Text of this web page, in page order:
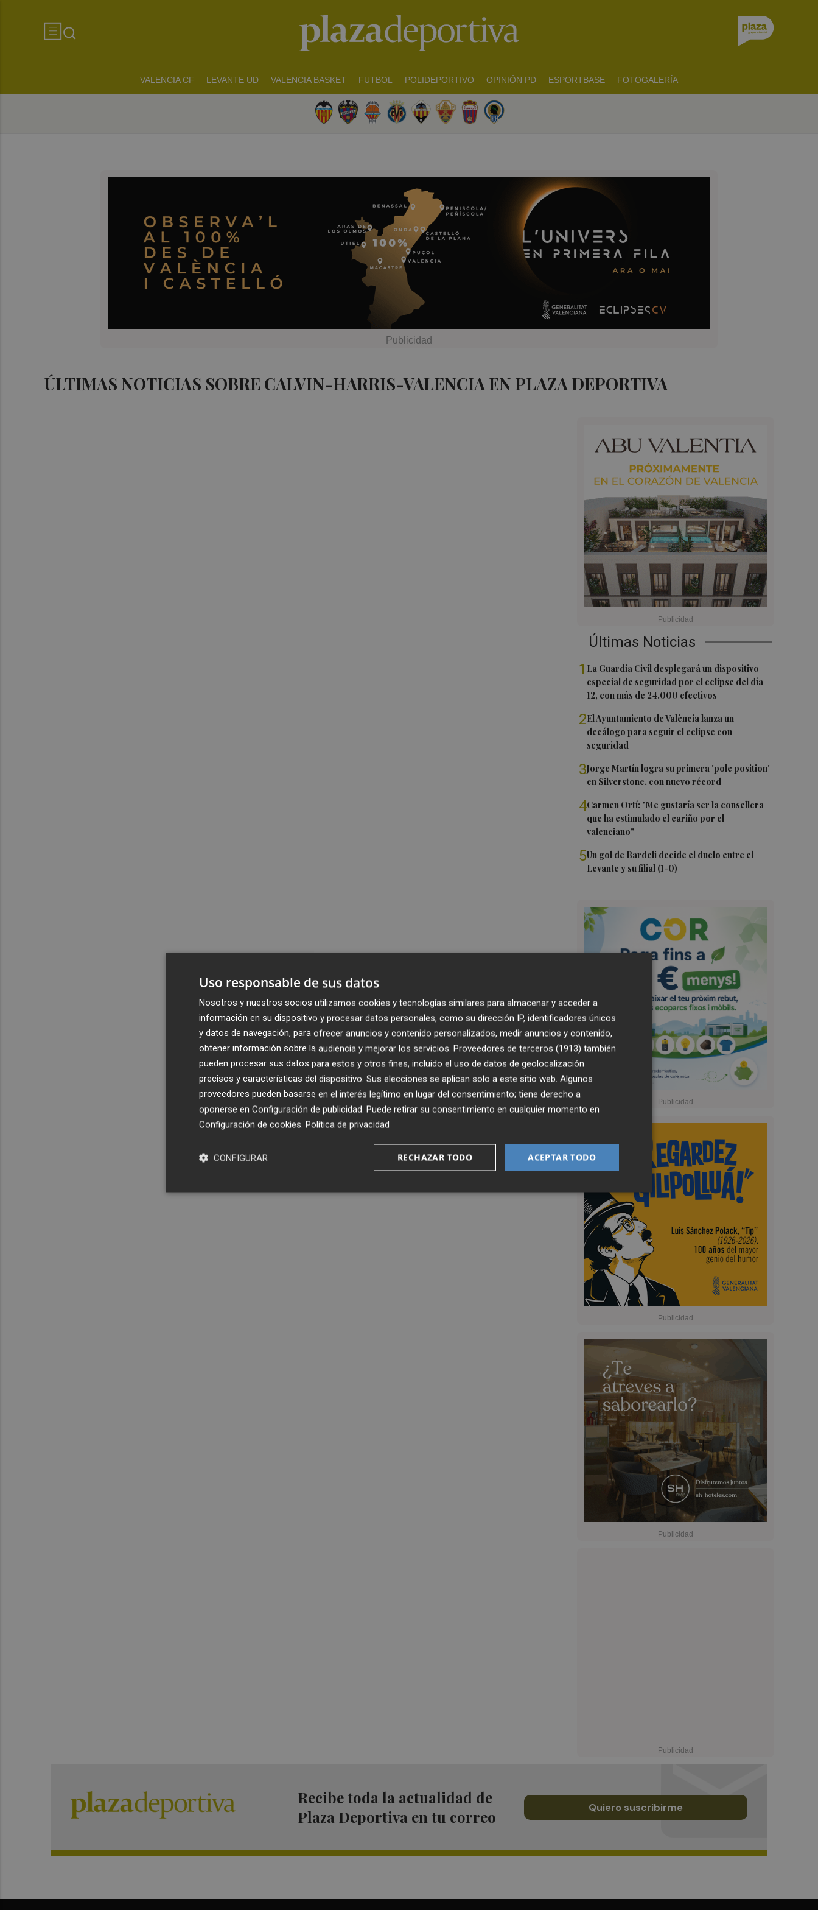
VALENCIA CF LEVANTE UD VALENCIA BASKET FUTBOL POLIDEPORTIVO OPINIÓN PD ESPORTBASE FOTOGALERÍA
ÚLTIMAS NOTICIAS SOBRE CALVIN-HARRIS-VALENCIA EN PLAZA DEPORTIVA
Últimas Noticias
1 La Guardia Civil desplegará un dispositivo
especial de seguridad por el eclipse del día
12, con más de 24.000 efectivos
2El Ayuntamiento de València lanza un
decálogo para seguir el eclipse con
seguridad
3Jorge Martín logra su primera 'pole position'
en Silverstone, con nuevo récord
4Carmen Ortí: "Me gustaría ser la consellera
que ha estimulado el cariño por el
valenciano"
5Un gol de Bardeli decide el duelo entre el
Levante y su filial (1-0)
Recibe toda la actualidad de
Plaza Deportiva en tu correo
Quiero suscribirme
Uso responsable de sus datos
Nosotros y nuestros socios utilizamos cookies y tecnologías similares para almacenar y acceder a
información en su dispositivo y procesar datos personales, como su dirección IP, identificadores únicos
y datos de navegación, para ofrecer anuncios y contenido personalizados, medir anuncios y contenido,
obtener información sobre la audiencia y mejorar los servicios. Proveedores de terceros (1913) también
pueden procesar sus datos para estos y otros fines, incluido el uso de datos de geolocalización
precisos y características del dispositivo. Sus elecciones se aplican solo a este sitio web. Algunos
proveedores pueden basarse en el interés legítimo en lugar del consentimiento; tiene derecho a
oponerse en Configuración de publicidad. Puede retirar su consentimiento en cualquier momento en
Configuración de cookies. Política de privacidad
ACEPTAR TODO
RECHAZAR TODO
CONFIGURAR